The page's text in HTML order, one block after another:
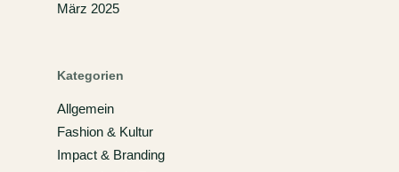
März 2025
Kategorien
Allgemein
Fashion & Kultur
Impact & Branding